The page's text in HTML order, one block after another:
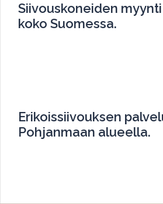
Siivouskoneiden
koko Suomessa.
Erikoissiivouksen
Pohjanmaan alueella.